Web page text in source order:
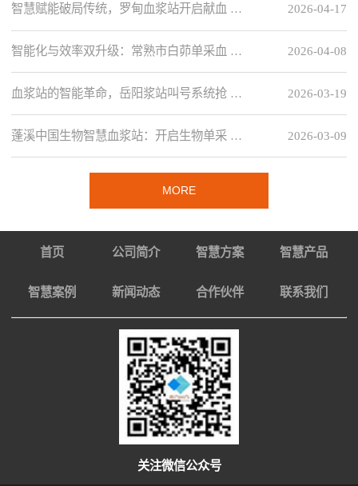
2026-04-17
智慧赋能破局传统，罗甸血浆站开启献血 …
2026-04-08
智能化与效率双升级：常熟市白茆单采血 …
2026-03-19
血浆站的智能革命，岳阳浆站叫号系统抢 …
2026-03-09
蓬溪中国生物智慧血浆站：开启生物单采 …
MORE
首页 公司简介 智慧方案 智慧产品
智慧案例 新闻动态 合作伙伴 联系我们
关注微信公众号